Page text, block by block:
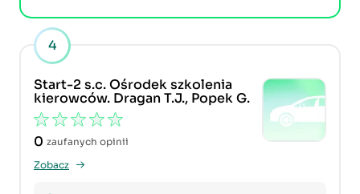
4
Start-2 s.c. Ośrodek szkolenia
kierowców. Dragan T.J., Popek G.
0 zaufanych opinii
Zobacz